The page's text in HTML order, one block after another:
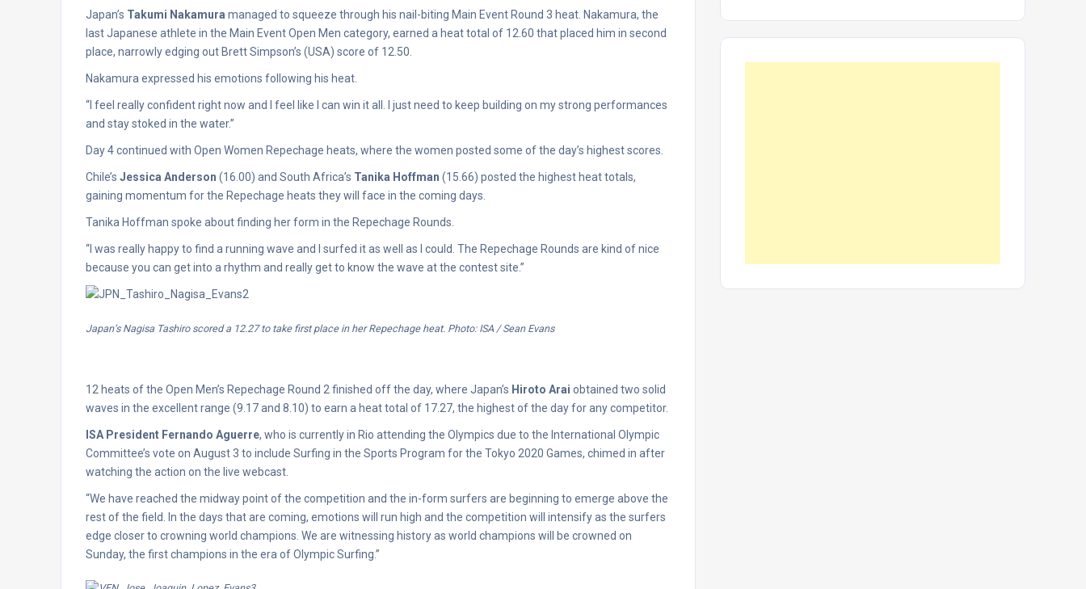
Japan’s Takumi Nakamura managed to squeeze through his nail-biting Main Event Round 3 heat. Nakamura, the
last Japanese athlete in the Main Event Open Men category, earned a heat total of 12.60 that placed him in second
place, narrowly edging out Brett Simpson’s (USA) score of 12.50.
Nakamura expressed his emotions following his heat.
“I feel really confident right now and I feel like I can win it all. I just need to keep building on my strong performances
and stay stoked in the water.”
Day 4 continued with Open Women Repechage heats, where the women posted some of the day’s highest scores.
Chile’s Jessica Anderson (16.00) and South Africa’s Tanika Hoffman (15.66) posted the highest heat totals,
gaining momentum for the Repechage heats they will face in the coming days.
Tanika Hoffman spoke about finding her form in the Repechage Rounds.
“I was really happy to find a running wave and I surfed it as well as I could. The Repechage Rounds are kind of nice
because you can get into a rhythm and really get to know the wave at the contest site.”
Japan’s Nagisa Tashiro scored a 12.27 to take first place in her Repechage heat. Photo: ISA / Sean Evans
12 heats of the Open Men’s Repechage Round 2 finished off the day, where Japan’s Hiroto Arai obtained two solid
waves in the excellent range (9.17 and 8.10) to earn a heat total of 17.27, the highest of the day for any competitor.
ISA President Fernando Aguerre, who is currently in Rio attending the Olympics due to the International Olympic
Committee’s vote on August 3 to include Surfing in the Sports Program for the Tokyo 2020 Games, chimed in after
watching the action on the live webcast.
“We have reached the midway point of the competition and the in-form surfers are beginning to emerge above the
rest of the field. In the days that are coming, emotions will run high and the competition will intensify as the surfers
edge closer to crowning world champions. We are witnessing history as world champions will be crowned on
Sunday, the first champions in the era of Olympic Surfing.”